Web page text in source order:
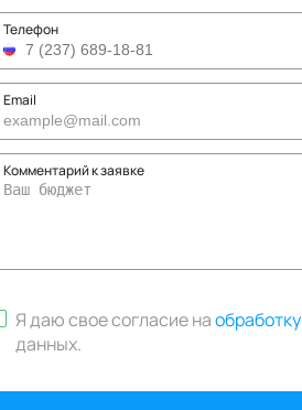
Телефон
Email
Комментарий к заявке
Я даю свое согласие наобработку
данных.